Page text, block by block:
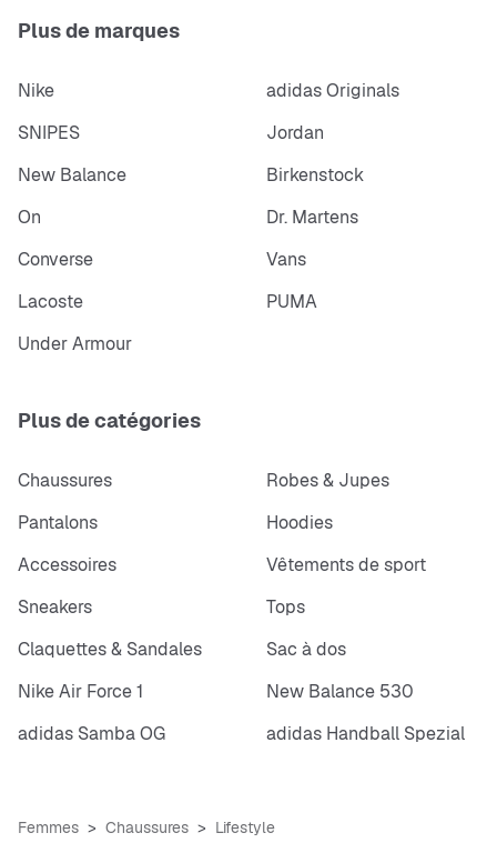
Plus de marques
Nike
adidas Originals
SNIPES
Jordan
New Balance
Birkenstock
On
Dr. Martens
Converse
Vans
Lacoste
PUMA
Under Armour
Plus de catégories
Chaussures
Robes & Jupes
Pantalons
Hoodies
Accessoires
Vêtements de sport
Sneakers
Tops
Claquettes & Sandales
Sac à dos
Nike Air Force 1
New Balance 530
adidas Samba OG
adidas Handball Spezial
Femmes Chaussures Lifestyle